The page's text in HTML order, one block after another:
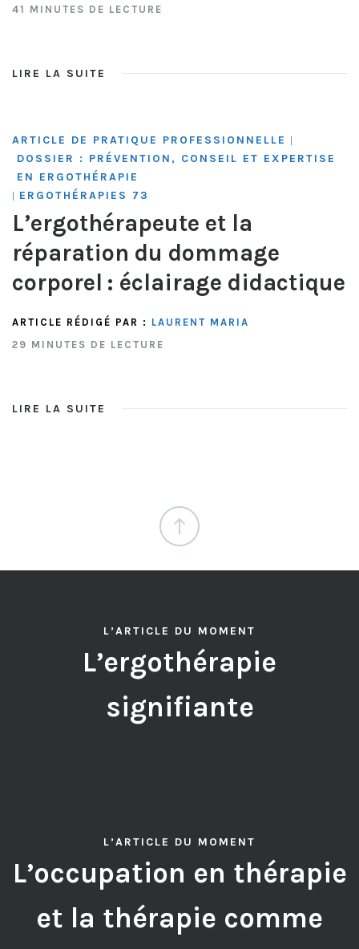
41 MINUTES DE LECTURE
LIRE LA SUITE
ARTICLE DE PRATIQUE PROFESSIONNELLE |
DOSSIER : PRÉVENTION, CONSEIL ET EXPERTISE
EN ERGOTHÉRAPIE
| ERGOTHÉRAPIES 73
L’ergothérapeute et la
réparation du dommage
corporel : éclairage didactique
ARTICLE RÉDIGÉ PAR : LAURENT MARIA
29 MINUTES DE LECTURE
LIRE LA SUITE
L’ARTICLE DU MOMENT
L’ergothérapie
signifiante
L’ARTICLE DU MOMENT
L’occupation en thérapie
et la thérapie comme